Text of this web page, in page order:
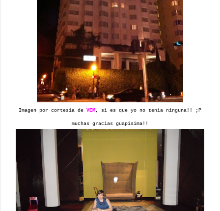
Imagen por cortesía de VEM , si es que yo no tenia ninguna!! ;P
muchas gracias guapisima!!